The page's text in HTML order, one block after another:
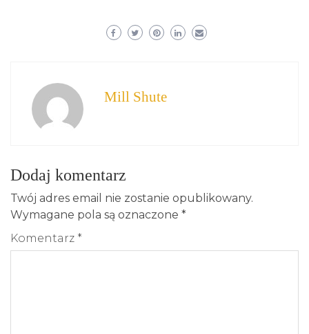
Mill Shute
Dodaj komentarz
Twój adres email nie zostanie opublikowany.
Wymagane pola są oznaczone *
Komentarz *